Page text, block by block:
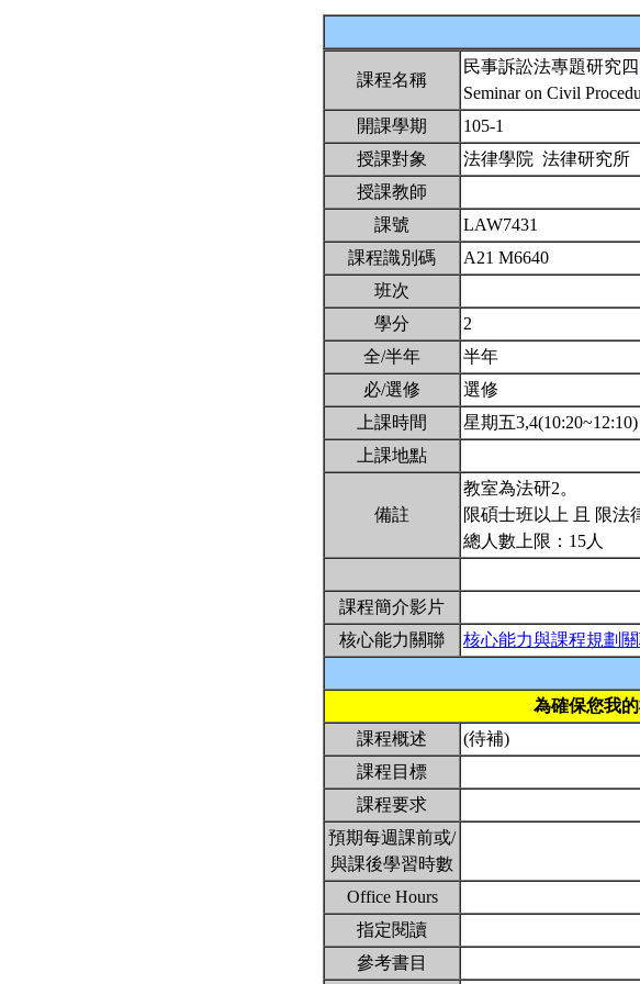
課程名稱
民事訴訟法專題研究四
Seminar on Civil
開課學期
105-1
授課對象
法律學院 法律研究所
授課教師
課號
LAW7431
課程識別碼
A21 M6640
班次
學分
2
全/半年
半年
必/選修
選修
上課時間
星期五3,4(10:20~12:10)
上課地點
備註
教室為法研2。
限碩士班以上 且 限法
總人數上限：15人
課程簡介影片
核心能力關聯
核心能力與課程規劃關
為確保您我
課程概述
(待補)
課程目標
課程要求
預期每週課前或/
與課後學習時數
Office Hours
指定閱讀
參考書目